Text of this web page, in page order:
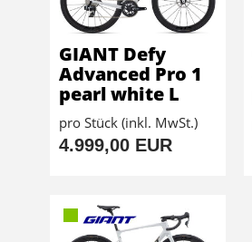
GIANT Defy
Advanced Pro 1
pearl white L
pro Stück (inkl. MwSt.)
4.999,00 EUR